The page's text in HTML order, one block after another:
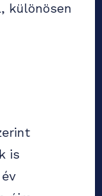
különösen
is